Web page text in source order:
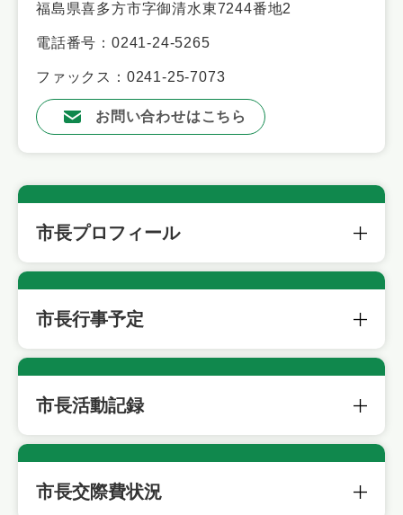
福島県喜多方市字御清水東7244番地2
電話番号：0241-24-5265
ファックス：0241-25-7073
お問い合わせはこちら
市長プロフィール
市長行事予定
市長活動記録
市長交際費状況